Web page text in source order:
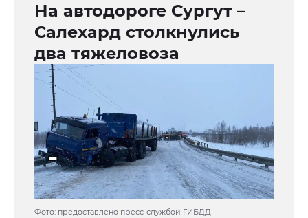
На автодороге Сургут –
Салехард столкнулись
два тяжеловоза
Фото: предоставлено пресс-службой ГИБДД